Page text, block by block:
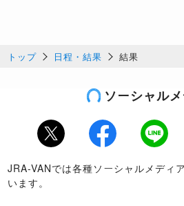
トップ 日程・結果 結果
ソーシャル
Twitter Facebook LINE
JRA-VANでは各種ソーシャルメディ
います。